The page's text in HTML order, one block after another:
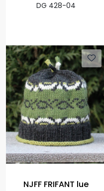
DG 428-04
NJFF FRIFANT lue